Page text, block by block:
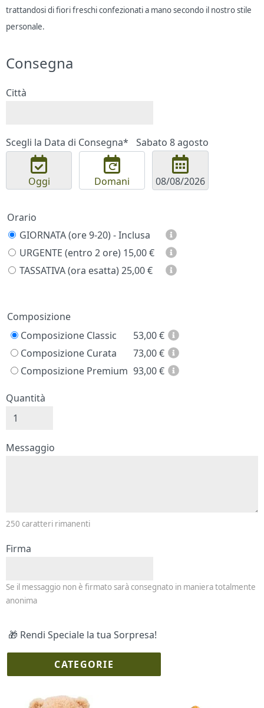
trattandosi di fiori freschi confezionati a mano secondo il nostro stile
personale.
Consegna
Città
Scegli la Data di Consegna* Sabato 8 agosto
Oggi Domani
Orario
GIORNATA (ore 9-20) - Inclusa
URGENTE (entro 2 ore) 15,00 €
TASSATIVA (ora esatta) 25,00 €
Prezzo
Composizione
Composizione Classic
53,00€
Composizione Curata
73,00€
Composizione Premium 93,00€
Quantità
Messaggio e firma
Messaggio
250 caratteri rimanenti
Firma
Se il messaggio non è firmato sarà consegnato in maniera totalmente
anonima
🎁 Rendi Speciale la tua Sorpresa!
CATEGORIE
I più scelti